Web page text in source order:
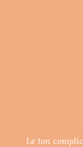
Le ton